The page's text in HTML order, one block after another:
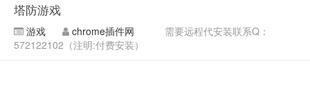
塔防游戏
游戏 chrome插件网
需要远程代安装联系Q：
572122102（注明:付费安装）